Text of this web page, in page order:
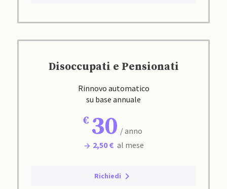
Disoccupati e Pensionati
Rinnovo automatico
su base annuale
30 / anno
2,50 € al mese
Richiedi